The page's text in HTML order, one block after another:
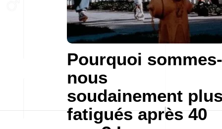
Pourquoi sommes-
nous
soudainement
fatigués après 40